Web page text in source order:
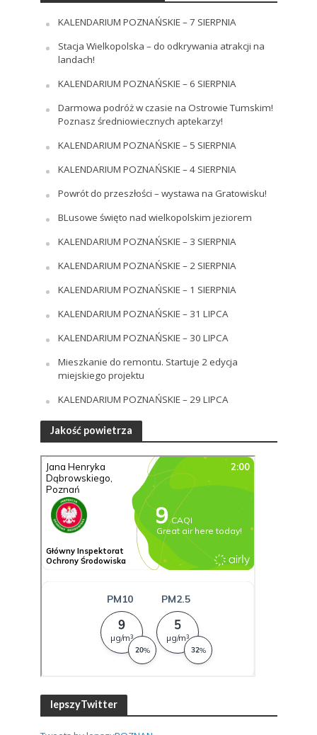
KALENDARIUM POZNAŃSKIE – 7 SIERPNIA
Stacja Wielkopolska – do odkrywania atrakcji na
landach!
KALENDARIUM POZNAŃSKIE – 6 SIERPNIA
Darmowa podróż w czasie na Ostrowie Tumskim!
Poznasz średniowiecznych aptekarzy!
KALENDARIUM POZNAŃSKIE – 5 SIERPNIA
KALENDARIUM POZNAŃSKIE – 4 SIERPNIA
Powrót do przeszłości – wystawa na Gratowisku!
BLusowe święto nad wielkopolskim jeziorem
KALENDARIUM POZNAŃSKIE – 3 SIERPNIA
KALENDARIUM POZNAŃSKIE – 2 SIERPNIA
KALENDARIUM POZNAŃSKIE – 1 SIERPNIA
KALENDARIUM POZNAŃSKIE – 31 LIPCA
KALENDARIUM POZNAŃSKIE – 30 LIPCA
Mieszkanie do remontu. Startuje 2 edycja
miejskiego projektu
KALENDARIUM POZNAŃSKIE – 29 LIPCA
Jakość powietrza
lepszyTwitter